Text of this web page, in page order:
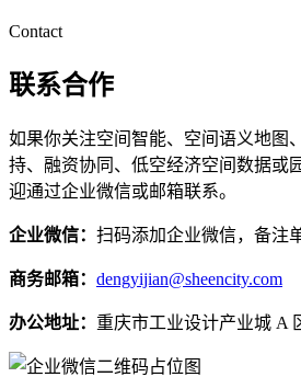
Contact
联系合作
如果你关注空间智能、空间语义地图
持、融资协同、低空经济空间数据或
迎通过企业微信或邮箱联系。
企业微信： 扫码添加企业微信，备注
商务邮箱： dengyijian@sheencity.com
办公地址： 重庆市工业设计产业城 A